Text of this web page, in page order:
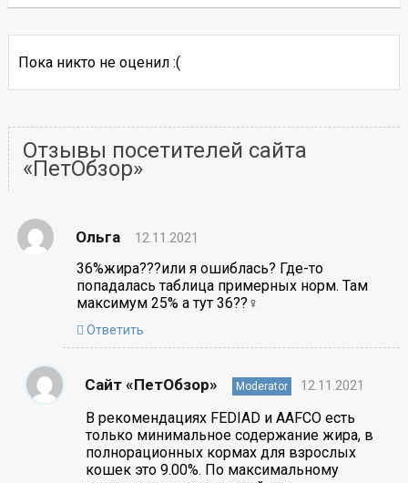
Пока никто не оценил :(
Отзывы посетителей сайта
«ПетОбзор»
Ольга 12.11.2021
36%жира???или я ошиблась? Где-то
попадалась таблица примерных норм. Там
максимум 25% а тут 36??‍♀️
Ответить
Сайт «ПетОбзор» Moderator 12.11.2021
В рекомендациях FEDIAD и AAFCO есть
только минимальное содержание жира, в
полнорационных кормах для взрослых
кошек это 9.00%. По максимальному